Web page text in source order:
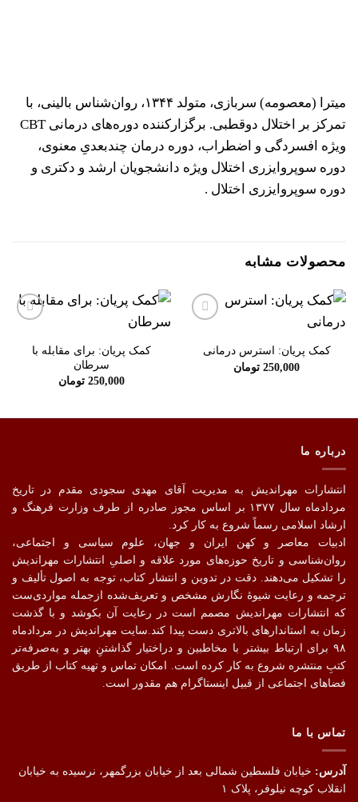
میترا (معصومه) سربازی، متولد ۱۳۴۴، روان‌شناس بالینی، با
تمرکز بر اختلال دوقطبی. برگزارکننده دوره‌های درمانی CBT
ویژه افسردگی و اضطراب، دوره درمان چندبعدیِ معنوی،
دوره سوپروایزری اختلال ویژه دانشجویان ارشد و دکتری و
دوره سوپروایزری اختلال .
محصولات مشابه
علاقهکمک پریان: استرس درمانی
250,000 تومان
علاقهکمک پریان: برای مقابله با
سرطان
250,000 تومان
درباره ما
انتشارات مهراندیش به مدیریت آقای مهدی سجودی مقدم در تاریخ
مردادماه سال ۱۳۷۷ بر اساس مجوز صادره از طرف وزارت فرهنگ و
ارشاد اسلامی رسماً شروع به کار کرد.
ادبیات معاصر و کهن ایران و جهان، علوم سیاسی و اجتماعی،
روان‌شناسی و تاریخ حوزه‌های مورد علاقه و اصلیِ انتشارات مهراندیش
را تشکیل می‌دهند. دقت در تدوین و انتشار کتاب،‌ توجه به اصول تألیف و
ترجمه و رعایت شیوهٔ نگارش مشخص و تعریف‌شده ازجمله مواردی‌ست
که انتشارات مهراندیش مصمم است در رعایت آن بکوشد و با گذشت
زمان به استاندارهای بالاتری دست پیدا کند.سایت مهراندیش در مردادماه
۹۸ برای ارتباط بیشتر با مخاطبین و دراختیار گذاشتنِ بهتر و به‌صرفه‌تر
کتبِ منتشره شروع به کار کرده است. امکان تماس و تهیه کتاب از طریق
فضاهای اجتماعی از قبیل اینستاگرام هم مقدور است.
تماس با ما
آدرس: خیابان فلسطین شمالی بعد از خیابان بزرگمهر، نرسیده به خیابان
انقلاب کوچه نیلوفر، پلاک ۱